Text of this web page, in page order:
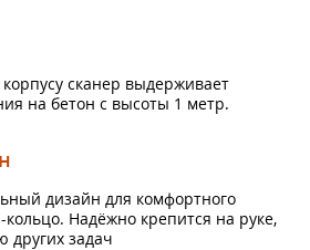
сканер выдерживает
на бетон с высоты 1 метр.
дизайн для комфортного
Надёжно крепится на руке,
задач